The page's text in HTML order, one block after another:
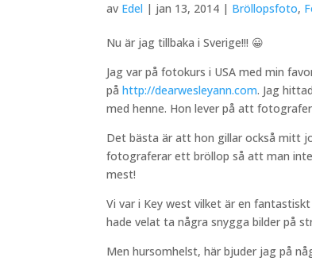
av Edel | jan 13, 2014 | Bröllopsfoto,
Nu är jag tillbaka i Sverige!!! 😀
Jag var på fotokurs i USA med min
påhttp://dearwesleyann.com. Jag
med henne. Hon lever på att
Det bästa är att hon gillar också mitt
fotograferar ett bröllop så att man
mest!
Vi var i Key west vilket är en
hade velat ta några snygga bilder på
Men hursomhelst, här bjuder jag på